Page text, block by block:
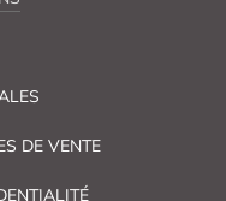
DE VENTE